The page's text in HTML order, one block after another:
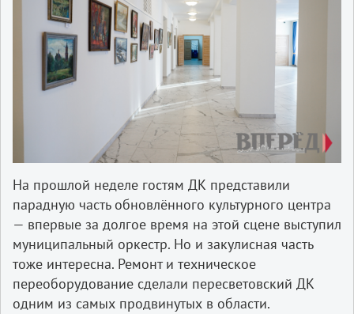
На прошлой неделе гостям ДК представили
парадную часть обновлённого культурного центра
— впервые за долгое время на этой сцене выступил
муниципальный оркестр. Но и закулисная часть
тоже интересна. Ремонт и техническое
переоборудование сделали пересветовский ДК
одним из самых продвинутых в области.